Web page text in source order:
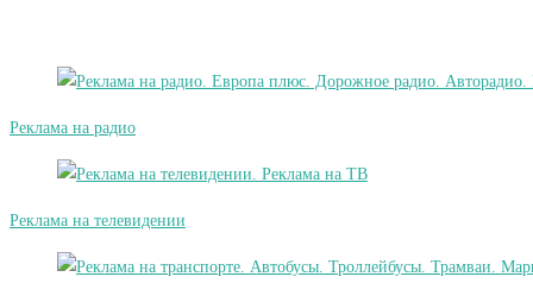
Реклама на радио
Реклама на телевидении